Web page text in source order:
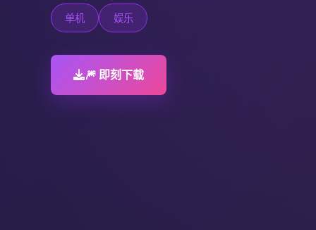
单机 娱乐
🎆 即刻下载